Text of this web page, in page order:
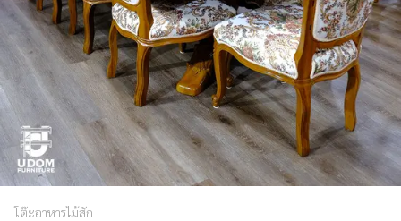
รูป
สินค้า
VDO
รวม
บทความ
ไม้
สัก
โต๊ะอาหารไม้สัก